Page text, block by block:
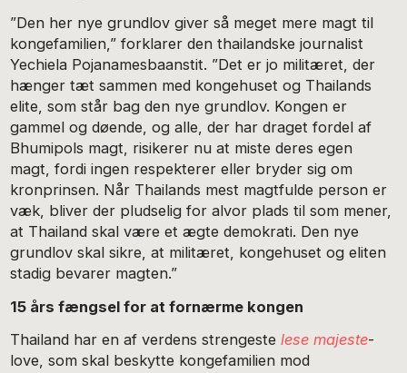
”Den her nye grundlov giver så meget mere magt til
kongefamilien,” forklarer den thailandske journalist
Yechiela Pojanamesbaanstit. ”Det er jo militæret, der
hænger tæt sammen med kongehuset og Thailands
elite, som står bag den nye grundlov. Kongen er
gammel og døende, og alle, der har draget fordel af
Bhumipols magt, risikerer nu at miste deres egen
magt, fordi ingen respekterer eller bryder sig om
kronprinsen. Når Thailands mest magtfulde person er
væk, bliver der pludselig for alvor plads til som mener,
at Thailand skal være et ægte demokrati. Den nye
grundlov skal sikre, at militæret, kongehuset og eliten
stadig bevarer magten.”
15 års fængsel for at fornærme kongen
Thailand har en af verdens strengestelese majeste-
love, som skal beskytte kongefamilien mod